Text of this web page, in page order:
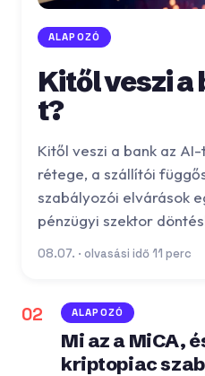
ALAPOZÓ
Kitől veszi a
t?
Kitől veszi a bank az
rétege, a szállítói
szabályozói elvárások
pénzügyi szektor
08.07. · olvasási idő 11 perc
02 ALAPOZÓ
Mi az a MiCA,
kriptopiac